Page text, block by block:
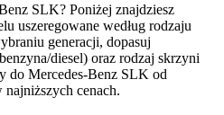
SLK? Poniżej znajdziesz
uszeregowane według rodzaju
generacji, dopasuj
diesel) oraz rodzaj skrzyni
do Mercedes-Benz SLK od
cenach.